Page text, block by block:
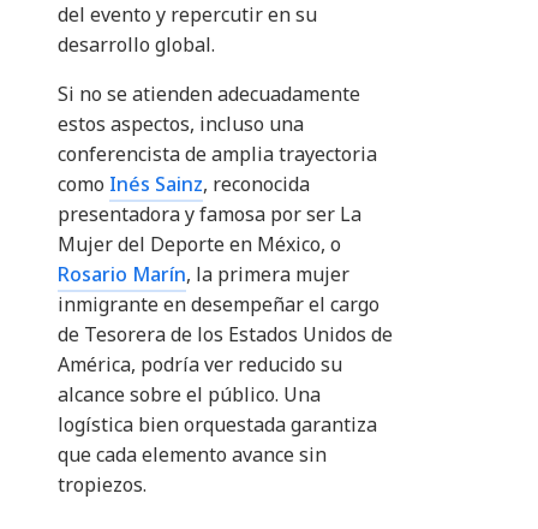
del evento y repercutir en su
desarrollo global.
Si no se atienden adecuadamente
estos aspectos, incluso una
conferencista de amplia trayectoria
como Inés Sainz, reconocida
presentadora y famosa por ser La
Mujer del Deporte en México, o
Rosario Marín, la primera mujer
inmigrante en desempeñar el cargo
de Tesorera de los Estados Unidos de
América, podría ver reducido su
alcance sobre el público. Una
logística bien orquestada garantiza
que cada elemento avance sin
tropiezos.